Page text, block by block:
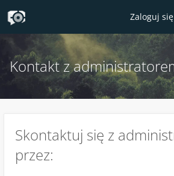
Zaloguj się
Kontakt z
Skontaktuj się z
przez: